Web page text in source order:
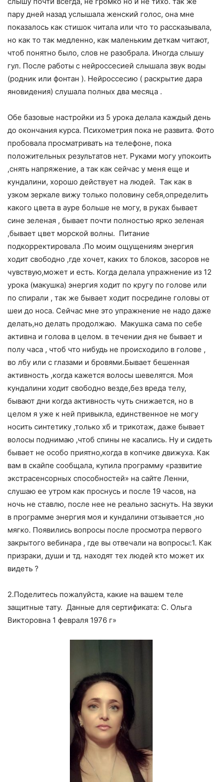
пару дней назад услышала женский голос, она мне
показалось как стишок читала или что то рассказывала,
но как то так медленно, как маленьким деткам читают,
чтоб понятно было, слов не разобрала. Иногда слышу
гул. После работы с нейроссесией слышала звук воды
(родник или фонтан ). Нейроссесию ( раскрытие дара
яновидения) слушала полных два месяца .
Обе базовые настройки из 5 урока делала каждый день
до окончания курса. Психометрия пока не развита. Фото
пробовала просматривать на телефоне, пока
положительных результатов нет. Руками могу упокоить
,снять напряжение, а так как сейчас у меня еще и
кундалини, хорошо действует на людей. Так как в
узком зеркале вижу только половину себя,определить
какого цвета в ауре больше не могу, в руках бывает
сине зеленая , бывает почти полностью ярко зеленая
,бывает цвет морской волны. Питание
подкорректировала .По моим ощущениям энергия
ходит свободно ,где хочет, каких то блоков, засоров не
чувствую,может и есть. Когда делала упражнение из 12
урока (макушка) энергия ходит по кругу по голове или
по спирали , так же бывает ходит посредине головы от
шеи до носа. Сейчас мне это упражнение не надо даже
делать,но делать продолжаю. Макушка сама по себе
активна и голова в целом. в течении дня не бывает и
полу часа , чтоб что нибудь не происходило в голове ,
во лбу или с глазами и бровями.Бывает бешенная
активность ,когда кажется волосы шевелятся. Моя
кундалини ходит свободно везде,без вреда телу,
бывают дни когда активность чуть снижается, но в
целом я уже к ней привыкла, единственное не могу
носить синтетику ,только хб и трикотаж, даже бывает
волосы поднимаю ,чтоб спины не касались. Ну и сидеть
бывает не особо приятно,когда в копчике движуха. Как
вам в скайпе сообщала, купила программу «развитие
экстрасенсорных способностей» на сайте Ленни,
слушаю ее утром как проснусь и после 19 часов, на
ночь не ставлю, после нее не реально заснуть. На звуки
в программе энергия моя и кундалини отзывается ,но
мягко. Появились вопросы после просмотра первого
закрытого вебинара , где вы отвечали на вопросы:1. Как
призраки, души и тд. находят тех людей кто может их
видеть ?
2.Поделитесь пожалуйста, какие на вашем теле
защитные тату. Данные для сертификата: С. Ольга
Викторовна 1 февраля 1976 г»